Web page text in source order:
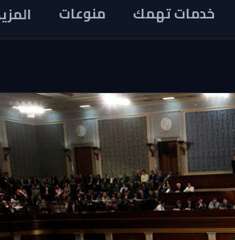
خدمات تهمك منوعات